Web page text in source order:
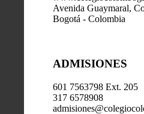
Avenida Guaymaral,
Bogotá - Colombia
ADMISIONES
601 7563798 Ext. 205
317 6578908